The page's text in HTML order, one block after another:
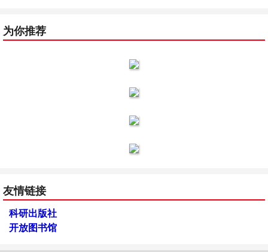
为你推荐
友情链接
科研出版社
开放图书馆